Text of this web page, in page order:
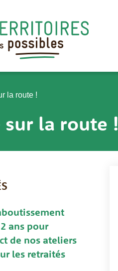
la route !
sur la route !
ans pour
de nos ateliers
les retraités